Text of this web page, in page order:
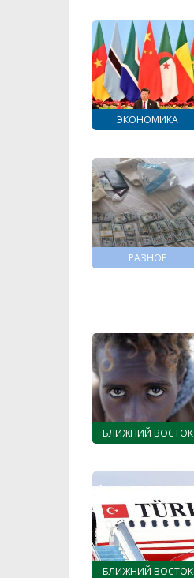
ЭКОНОМИКА
РАЗНОЕ
БЛИЖНИЙ ВОСТОК
БЛИЖНИЙ ВОСТОК